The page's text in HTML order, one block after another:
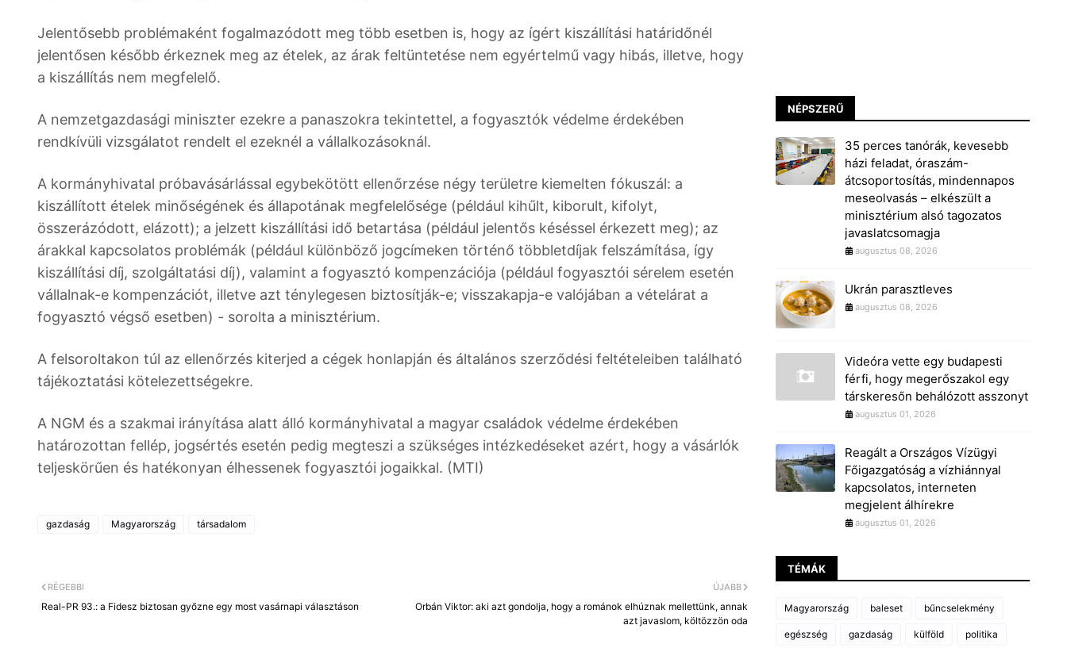
Jelentősebb problémaként fogalmazódott meg több esetben is, hogy az ígért kiszállítási határidőnél
jelentősen később érkeznek meg az ételek, az árak feltüntetése nem egyértelmű vagy hibás, illetve, hogy
a kiszállítás nem megfelelő.
A nemzetgazdasági miniszter ezekre a panaszokra tekintettel, a fogyasztók védelme érdekében
rendkívüli vizsgálatot rendelt el ezeknél a vállalkozásoknál.
A kormányhivatal próbavásárlással egybekötött ellenőrzése négy területre kiemelten fókuszál: a
kiszállított ételek minőségének és állapotának megfelelősége (például kihűlt, kiborult, kifolyt,
összerázódott, elázott); a jelzett kiszállítási idő betartása (például jelentős késéssel érkezett meg); az
árakkal kapcsolatos problémák (például különböző jogcímeken történő többletdíjak felszámítása, így
kiszállítási díj, szolgáltatási díj), valamint a fogyasztó kompenzációja (például fogyasztói sérelem esetén
vállalnak-e kompenzációt, illetve azt ténylegesen biztosítják-e; visszakapja-e valójában a vételárat a
fogyasztó végső esetben) - sorolta a minisztérium.
A felsoroltakon túl az ellenőrzés kiterjed a cégek honlapján és általános szerződési feltételeiben található
tájékoztatási kötelezettségekre.
A NGM és a szakmai irányítása alatt álló kormányhivatal a magyar családok védelme érdekében
határozottan fellép, jogsértés esetén pedig megteszi a szükséges intézkedéseket azért, hogy a vásárlók
teljeskörűen és hatékonyan élhessenek fogyasztói jogaikkal. (MTI)
gazdaság Magyarország társadalom
ÚJABB
Orbán Viktor: aki azt gondolja, hogy a románok elhúznak mellettünk, annak
azt javaslom, költözzön oda
RÉGEBBI
Real-PR 93.: a Fidesz biztosan győzne egy most vasárnapi választáson
NÉPSZERŰ
35 perces tanórák, kevesebb
házi feladat, óraszám-
átcsoportosítás, mindennapos
meseolvasás – elkészült a
minisztérium alsó tagozatos
javaslatcsomagja
augusztus 08, 2026
Ukrán parasztleves
augusztus 08, 2026
Videóra vette egy budapesti
férfi, hogy megerőszakol egy
társkeresőn behálózott asszonyt
augusztus 01, 2026
Reagált a Országos Vízügyi
Főigazgatóság a vízhiánnyal
kapcsolatos, interneten
megjelent álhírekre
augusztus 01, 2026
TÉMÁK
Magyarország baleset bűncselekmény
egészség gazdaság külföld politika